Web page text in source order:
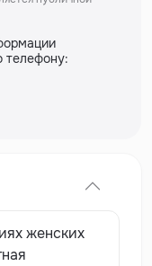
телефону:
женских